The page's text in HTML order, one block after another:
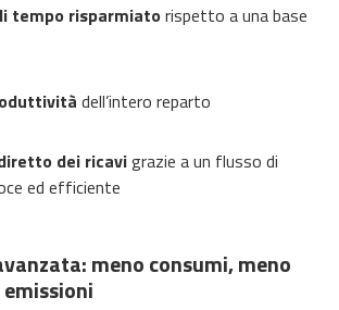
tempo risparmiato rispetto a una base
dell’intero reparto
dei ricavigrazie a un flusso di
ed efficiente
meno consumi, meno